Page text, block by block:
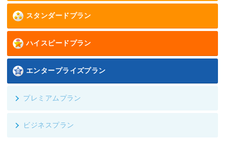
スタンダードプラン
ハイスピードプラン
エンタープライズプラン
プレミアムプラン
ビジネスプラン